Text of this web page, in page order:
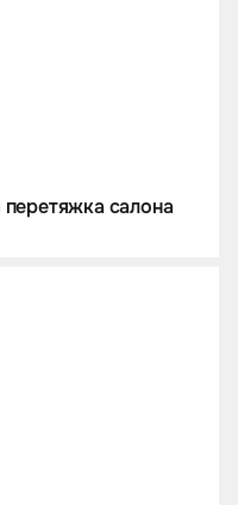
салона